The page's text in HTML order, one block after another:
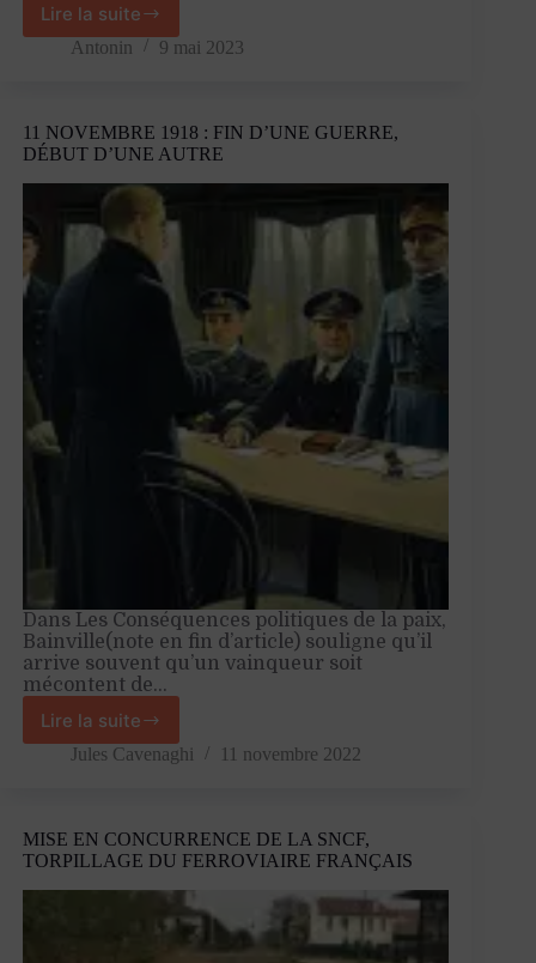
Lire la suite
Sortie
du
mauvais
exemple
allemand
Antonin 9 mai 2023
11 NOVEMBRE 1918 : FIN D’UNE GUERRE,
DÉBUT D’UNE AUTRE
Dans Les Conséquences politiques de la paix,
Bainville(note en fin d’article) souligne qu’il
arrive souvent qu’un vainqueur soit
mécontent de…
Lire la suite
11
novembre
d’une
guerre,
début
Jules Cavenaghi 11 novembre 2022
MISE EN CONCURRENCE DE LA SNCF,
TORPILLAGE DU FERROVIAIRE FRANÇAIS